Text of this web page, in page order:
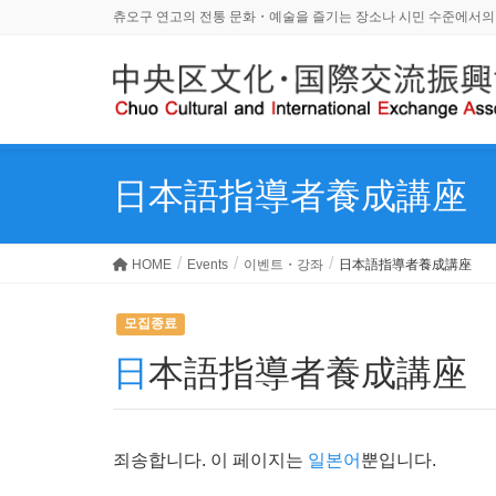
츄오구 연고의 전통 문화・예술을 즐기는 장소나 시민 수준에서
日本語指導者養成講座
HOME Events 이벤트・강좌 日本語指導者養成講座
모집종료
日本語指導者養成講座
죄송합니다. 이 페이지는 일본어 뿐입니다.